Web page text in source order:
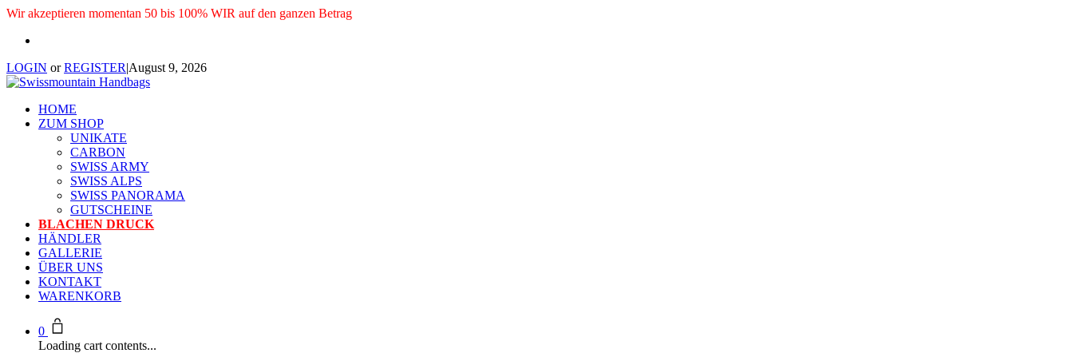
Wir akzeptieren momentan 50 bis 100% WIR auf den ganzen Betrag
LOGIN orREGISTER|August 9, 2026
HOME
ZUM SHOP
UNIKATE
CARBON
SWISS ARMY
SWISS ALPS
SWISS PANORAMA
GUTSCHEINE
BLACHEN DRUCK
HÄNDLER
GALLERIE
ÜBER UNS
KONTAKT
WARENKORB
0
Loading cart contents...